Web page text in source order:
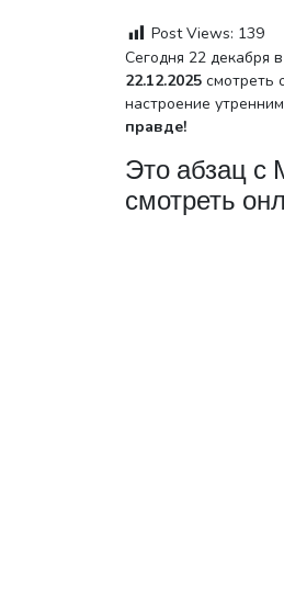
Post Views: 139
Сегодня 22
22.12.2025 смотреть
настроение
правде!
Это абзац
смотреть